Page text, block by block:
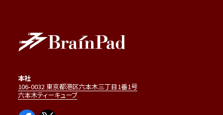
本社
106-0032 東京都港区六本木三丁目1番1号
六本木ティーキューブ